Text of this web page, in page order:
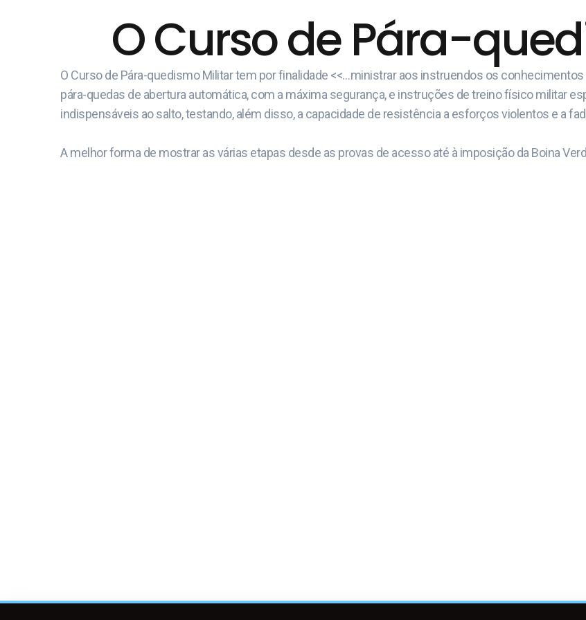
O Curso de Pára-
O Curso de Pára-quedismo Militar tem por finalidade <<…ministrar aos instruendos os
pára-quedas de abertura automática, com a máxima segurança, e instruções de treino físico militar
indispensáveis ao salto, testando, além disso, a capacidade de resistência a esforços violentos e a
A melhor forma de mostrar as várias etapas desde as provas de acesso até à imposição da Boina